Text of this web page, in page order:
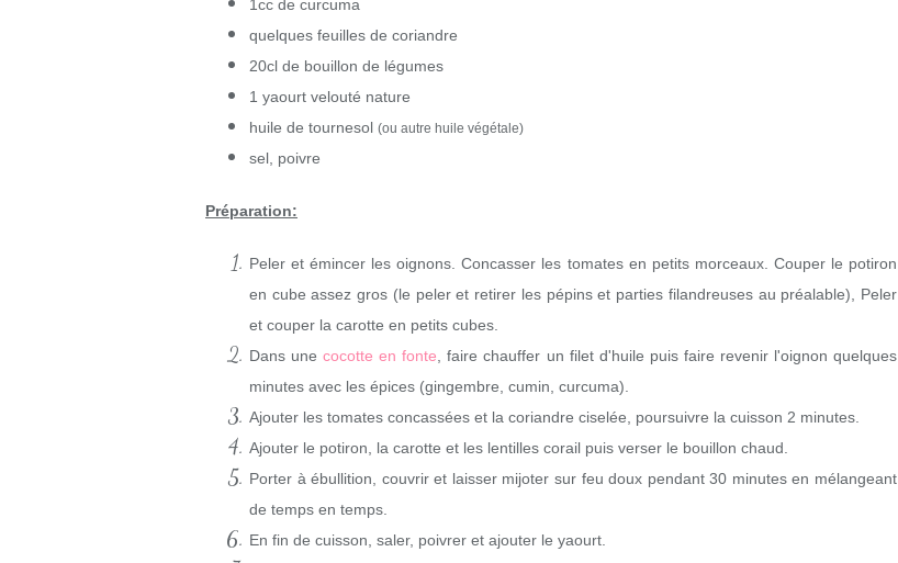
1cc de curcuma
quelques feuilles de coriandre
20cl de bouillon de légumes
1 yaourt velouté nature
huile de tournesol (ou autre huile végétale)
sel, poivre
Préparation:
Peler et émincer les oignons. Concasser les tomates en petits morceaux. Couper le potiron
en cube assez gros (le peler et retirer les pépins et parties filandreuses au préalable), Peler
et couper la carotte en petits cubes.
Dans unecocotte en fonte, faire chauffer un filet d'huile puis faire revenir l'oignon quelques
minutes avec les épices (gingembre, cumin, curcuma).
Ajouter les tomates concassées et la coriandre ciselée, poursuivre la cuisson 2 minutes.
Ajouter le potiron, la carotte et les lentilles corail puis verser le bouillon chaud.
Porter à ébullition, couvrir et laisser mijoter sur feu doux pendant 30 minutes en mélangeant
de temps en temps.
En fin de cuisson, saler, poivrer et ajouter le yaourt.